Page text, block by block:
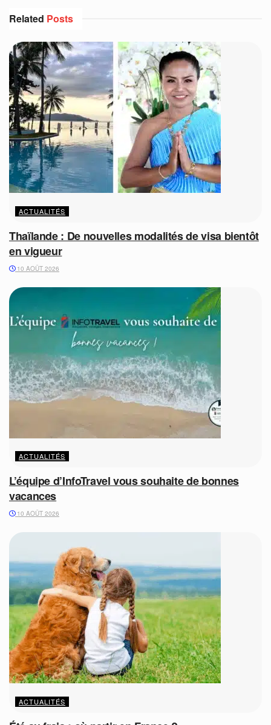
Related Posts
ACTUALITÉS
Thaïlande : De nouvelles modalités de visa bientôt
en vigueur
10 AOÛT 2026
ACTUALITÉS
L’équipe d’InfoTravel vous souhaite de bonnes
vacances
10 AOÛT 2026
ACTUALITÉS